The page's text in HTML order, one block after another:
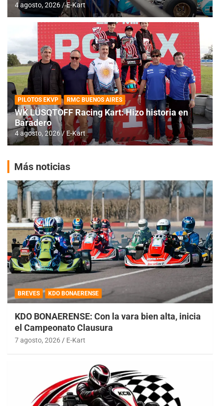
4 agosto, 2026 E-Kart
PILOTOS EKVP RMC BUENOS AIRES
WK LÜSQTOFF Racing Kart: Hizo historia en
Baradero
4 agosto, 2026 E-Kart
Más noticias
BREVES KDO BONAERENSE
KDO BONAERENSE: Con la vara bien alta, inicia
el Campeonato Clausura
7 agosto, 2026 E-Kart